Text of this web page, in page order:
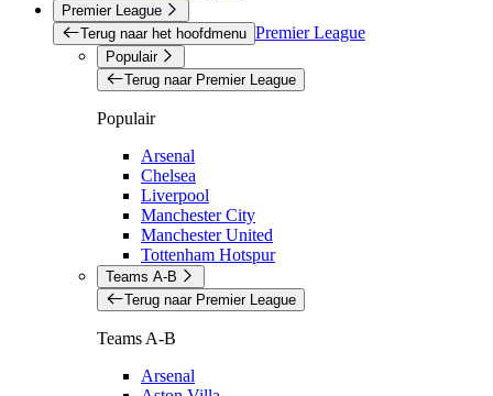
Premier League
Terug naar het hoofdmenu Premier League
Populair
Terug naar Premier League
Populair
Arsenal
Chelsea
Liverpool
Manchester City
Manchester United
Tottenham Hotspur
Teams A-B
Terug naar Premier League
Teams A-B
Arsenal